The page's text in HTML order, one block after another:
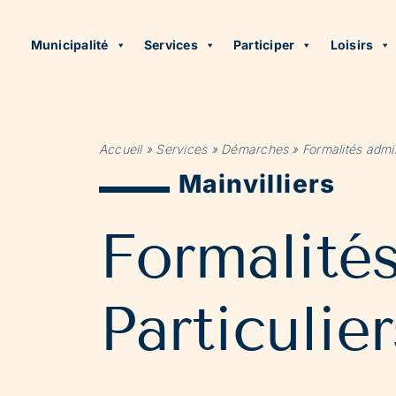
Municipalité Services Participer Loisirs
Accueil» Services» Démarches» Formalités
Mainvilliers